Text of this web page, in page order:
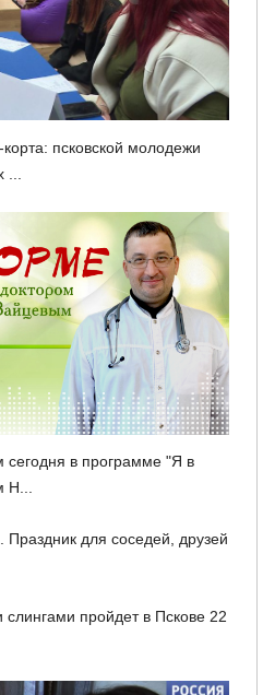
псковской молодежи
сегодня в программе "Я в
Н...
для соседей, друзей
слингами пройдет в Пскове 22